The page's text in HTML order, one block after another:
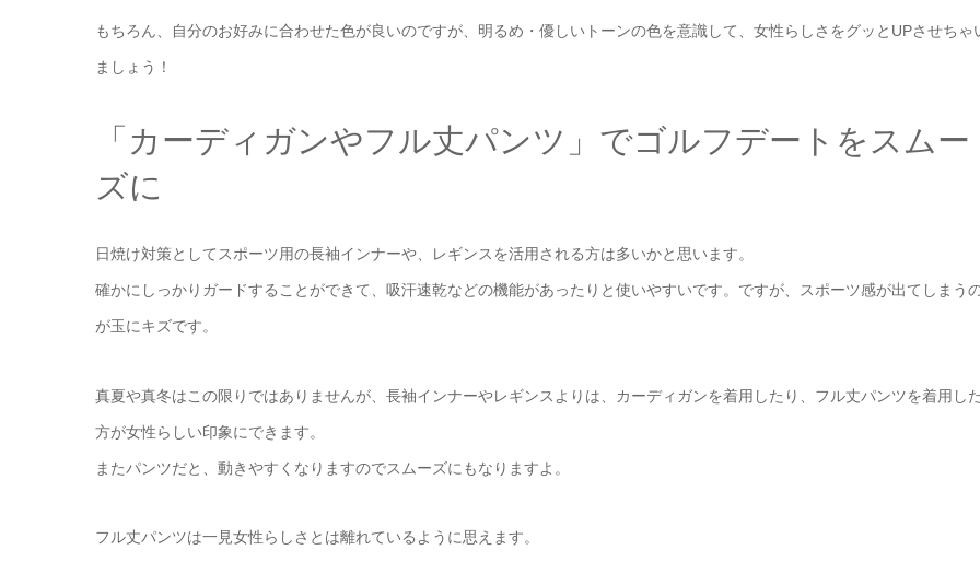
もちろん、自分のお好みに合わせた色が良いのですが、明るめ・優しいトーンの色を意識して、女性らしさをグッとUPさせちゃ
ましょう！
「カーディガンやフル丈パンツ」でゴルフデートをスムー
ズに
日焼け対策としてスポーツ用の長袖インナーや、レギンスを活用される方は多いかと思います。
確かにしっかりガードすることができて、吸汗速乾などの機能があったりと使いやすいです。ですが、スポーツ感が出てしまう
が玉にキズです。
真夏や真冬はこの限りではありませんが、長袖インナーやレギンスよりは、カーディガンを着用したり、フル丈パンツを着用した
方が女性らしい印象にできます。
またパンツだと、動きやすくなりますのでスムーズにもなりますよ。
フル丈パンツは一見女性らしさとは離れているように思えます。